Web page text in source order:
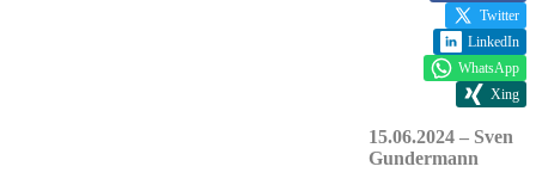
Twitter
LinkedIn
WhatsApp
Xing
15.06.2024 – Sven
Gundermann